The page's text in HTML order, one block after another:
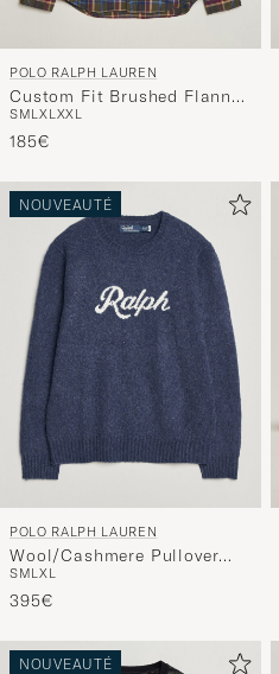
POLO RALPH LAUREN
Custom Fit Brushed Flannel
Shirt Olive Berry
SMLXLXXL
185€
NOUVEAUTÉ
POLO RALPH LAUREN
Wool/Cashmere Pullover
Navy Combo
SMLXL
395€
NOUVEAUTÉ